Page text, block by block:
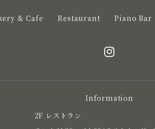
& Cafe Restaurant Piano Bar
Information
2F レストラン